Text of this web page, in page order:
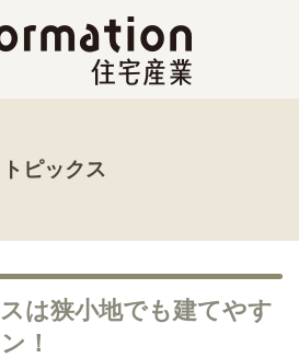
トピックス
は狭小地でも建てやす
！